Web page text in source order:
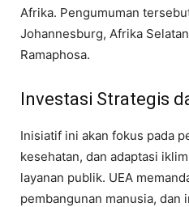
Afrika. Pengumuman
Johannesburg, Afrika
Ramaphosa.
Investasi Strategis
Inisiatif ini akan fokus pada
kesehatan, dan adaptasi
layanan publik. UEA
pembangunan manusia,